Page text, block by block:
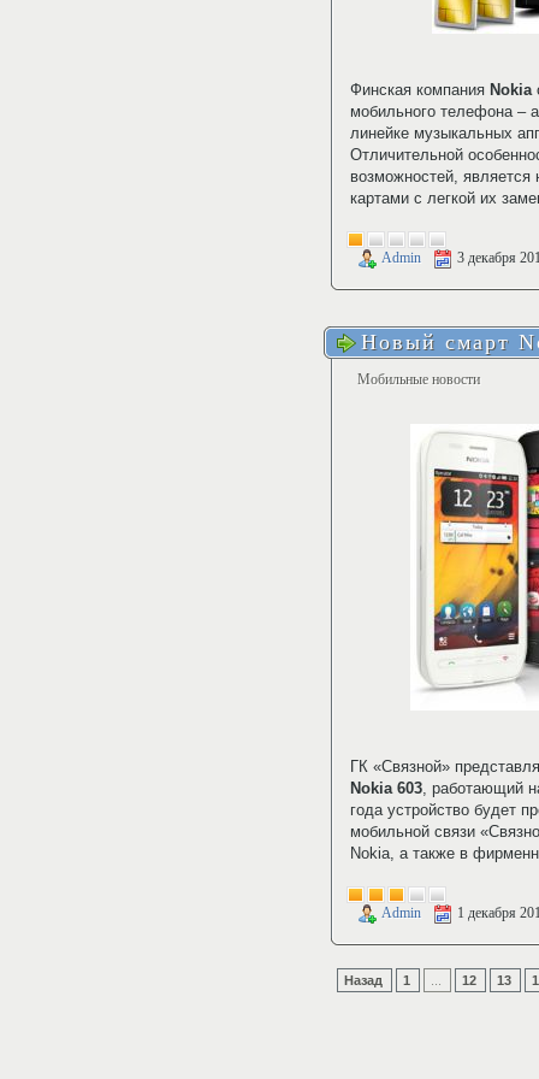
Финская компания Nokia
мобильного телефона –
линейке музыкальных
Отличительной
возможностей,
картами с легкой их
Admin 3 декабря
Новый смарт
Мобильные новости
ГК «Связной»
Nokia 603, работающий
года устройство будет
мобильной связи
Nokia, а также в
Admin 1 декабря
Назад 1 12 13